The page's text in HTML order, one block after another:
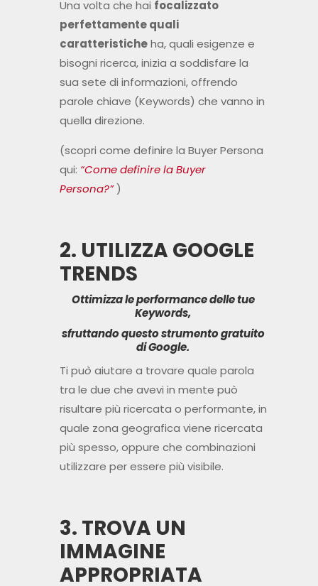
Una volta che hai focalizzato
perfettamente quali
caratteristicheha, quali esigenze e
bisogni ricerca, inizia a soddisfare la
sua sete di informazioni, offrendo
parole chiave (Keywords) che vanno in
quella direzione.
(scopri come definire la Buyer Persona
qui: “Come definire la Buyer
Persona?”)
2. UTILIZZA GOOGLE
TRENDS
Ottimizza le performance delle tue
Keywords,
sfruttando questo strumento gratuito
di Google.
Ti può aiutare a trovare quale parola
tra le due che avevi in mente può
risultare più ricercata o performante, in
quale zona geografica viene ricercata
più spesso, oppure che combinazioni
utilizzare per essere più visibile.
3. TROVA UN
IMMAGINE
APPROPRIATA